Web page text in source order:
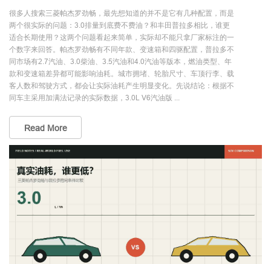
很多人搜索三菱帕杰罗劲畅，最先想知道的并不是它有几种配置，而是
两个很实际的问题：3.0排量到底费不费油？和丰田普拉多相比，谁更
适合长期使用？这两个问题看起来简单，实际却不能只拿厂家标注的一
个数字来回答。帕杰罗劲畅有不同年款、变速箱和四驱配置，普拉多不
同市场有2.7汽油、3.0柴油、3.5汽油和4.0汽油等版本，燃油类型、年
款和变速箱差异都可能影响油耗。城市拥堵、轮胎尺寸、车顶行李、载
客人数和驾驶方式，都会让实际油耗产生明显变化。先说结论：根据不
同车主采用加满法记录的实际数据，3.0L V6汽油版 ...
Read More